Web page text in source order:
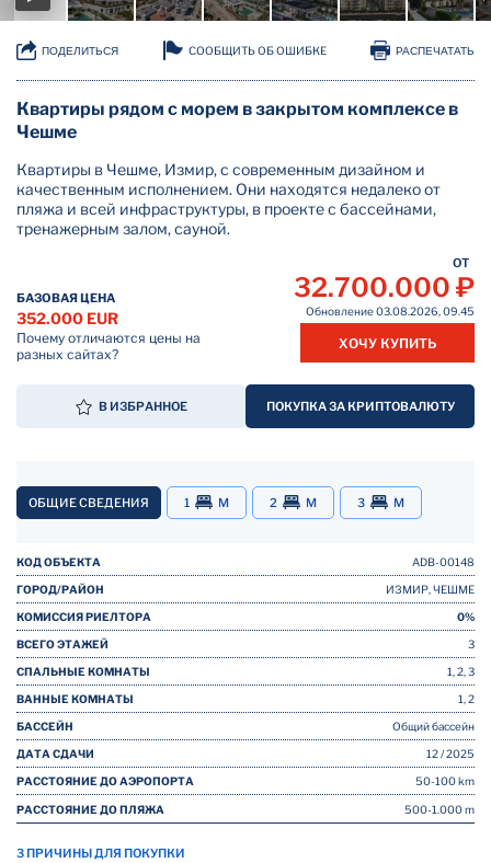
ПОДЕЛИТЬСЯ СООБЩИТЬ ОБ ОШИБКЕ РАСПЕЧАТАТЬ
Квартиры рядом с морем в закрытом комплексе в
Чешме
Квартиры в Чешме, Измир, с современным дизайном и
качественным исполнением. Они находятся недалеко от
пляжа и всей инфраструктуры, в проекте с бассейнами,
тренажерным залом, сауной.
БАЗОВАЯ ЦЕНА
352.000 EUR
Почему отличаются цены на
разных сайтах?
ОТ
32.700.000 ₽
Обновление 03.08.2026, 09.45
ХОЧУ КУПИТЬ
В ИЗБРАННОЕ ПОКУПКА ЗА КРИПТОВАЛЮТУ
ОБЩИЕ СВЕДЕНИЯ 1 M 2 M 3 M
КОД ОБЪЕКТА ADB-00148
ГОРОД/РАЙОН ИЗМИР, ЧЕШМЕ
КОМИССИЯ РИЕЛТОРА 0%
ВСЕГО ЭТАЖЕЙ 3
СПАЛЬНЫЕ КОМНАТЫ 1, 2, 3
ВАННЫЕ КОМНАТЫ 1, 2
БАССЕЙН Общий бассейн
ДАТА СДАЧИ 12 / 2025
РАССТОЯНИЕ ДО АЭРОПОРТА 50-100 km
РАССТОЯНИЕ ДО ПЛЯЖА 500-1.000 m
3 ПРИЧИНЫ ДЛЯ ПОКУПКИ